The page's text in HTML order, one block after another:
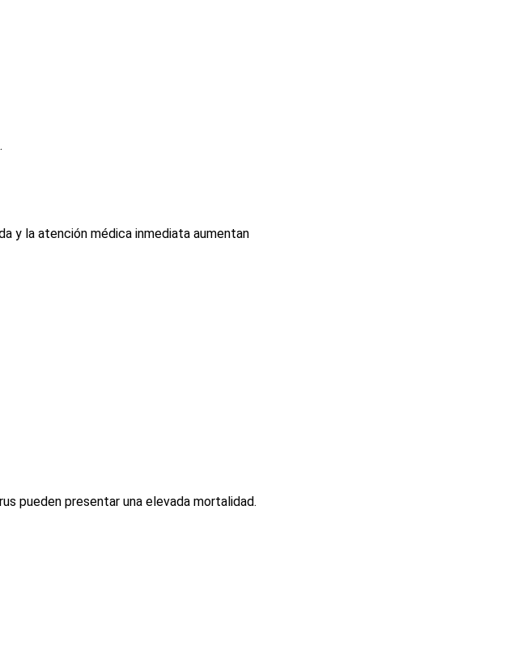
y la atención médica inmediata aumentan
pueden presentar una elevada mortalidad.